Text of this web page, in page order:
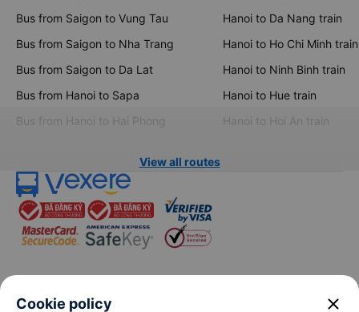
Bus from Saigon to Vung Tau
Bus from Saigon to Nha Trang
Bus from Saigon to Da Lat
Bus from Hanoi to Sapa
Bus from Hanoi to Hai Phong
Hanoi to Da Nang train
Hanoi to Ho Chi Minh train
Hanoi to Ninh Binh train
Hanoi to Hue train
Hanoi to Hoi An train
View all routes
keyboard_arrow_down
About Us
Cookie policy close